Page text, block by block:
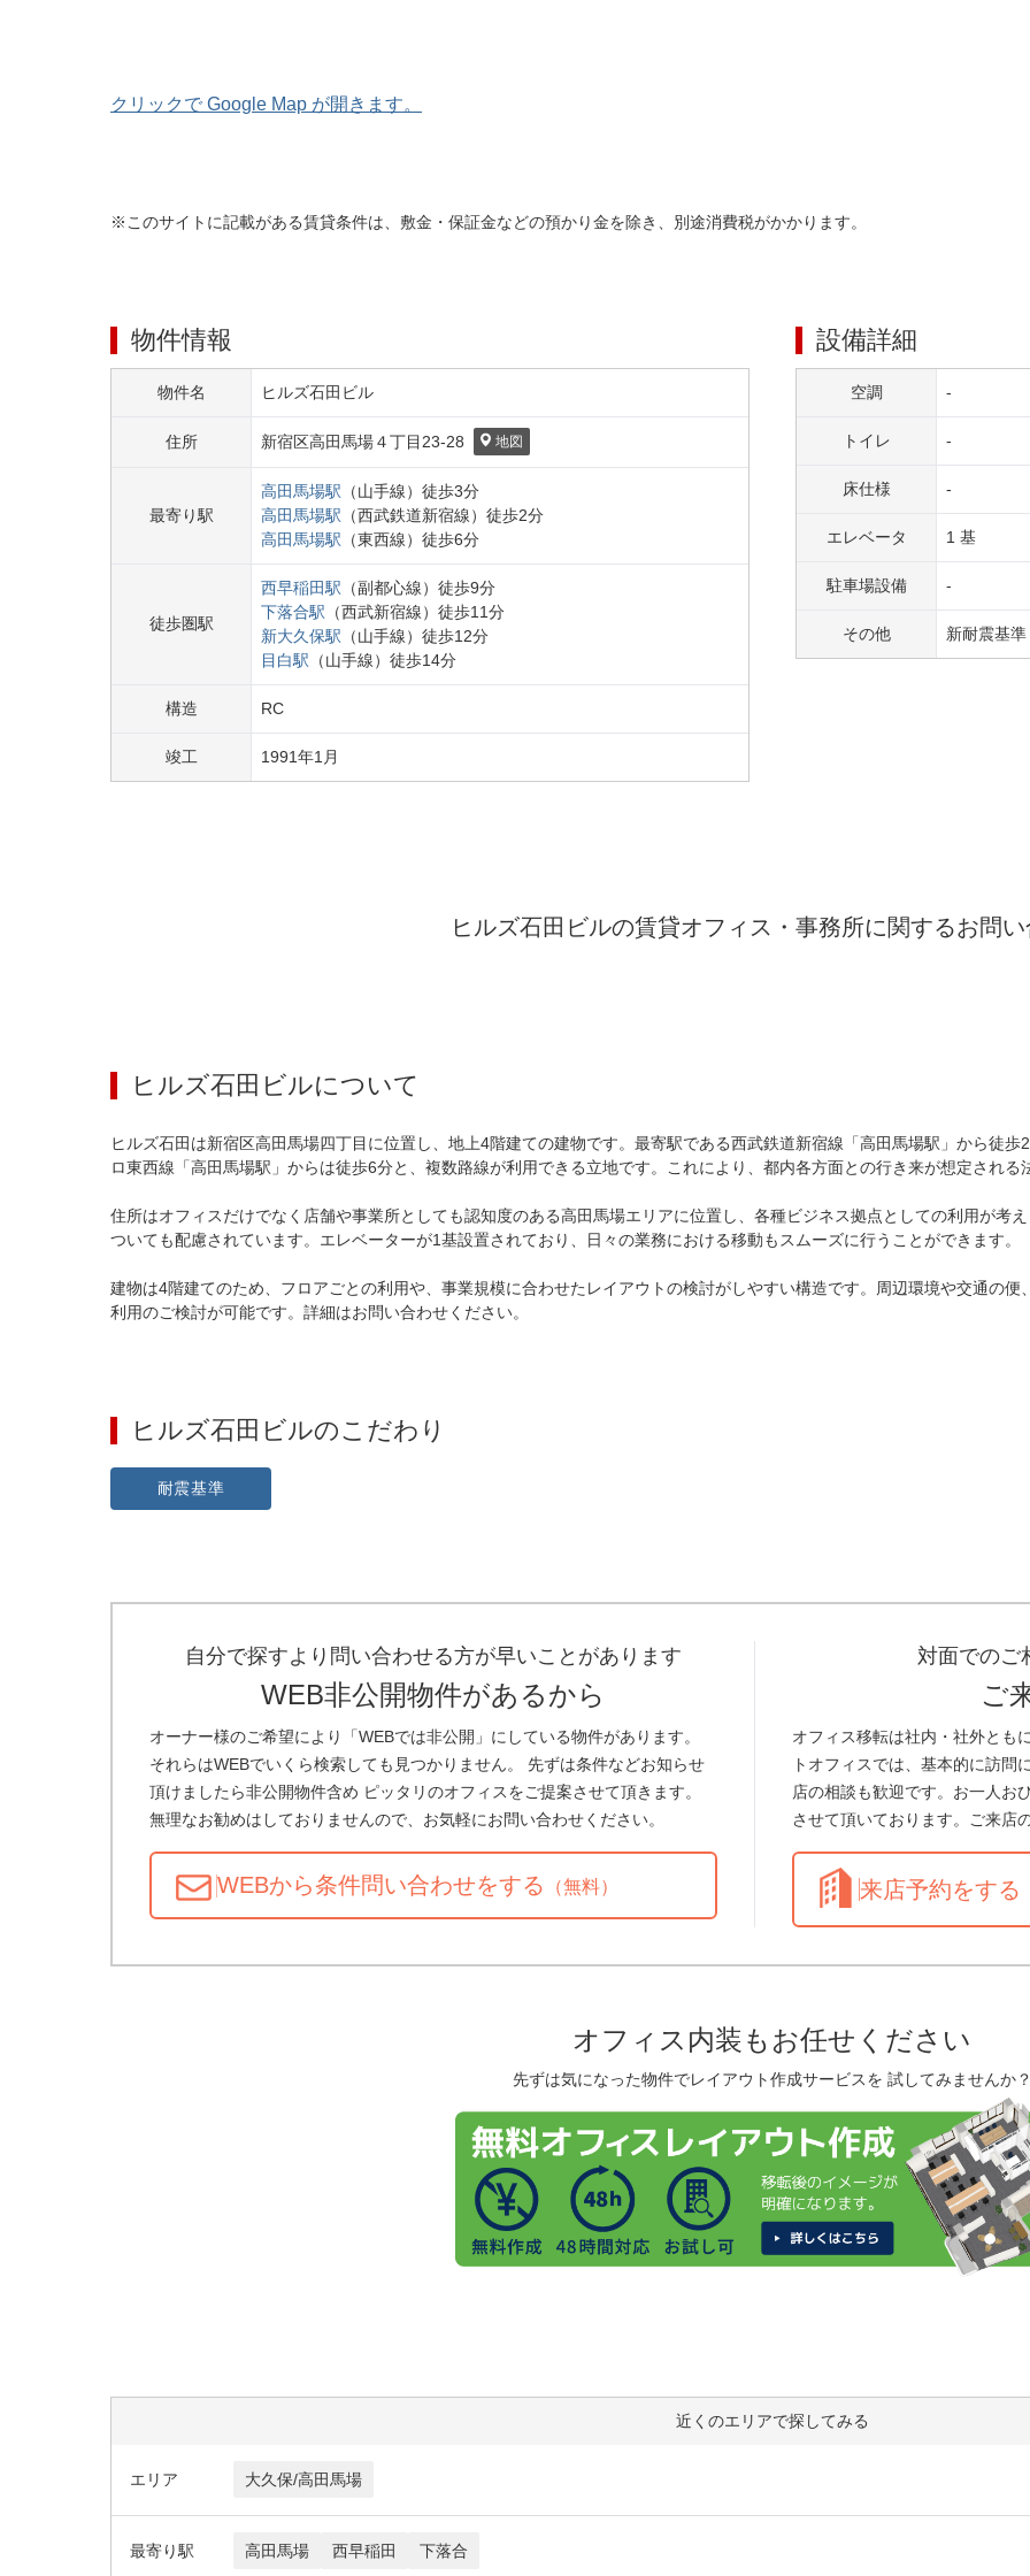
クリックで Google Map が開きます。
※このサイトに記載がある賃貸条件は、敷金・保証金などの預かり金を除き、別途消費税がかかります。
物件情報
物件名 ヒルズ石田ビル
住所 新宿区高田馬場４丁目 23-28 地図
最寄り駅
高田馬場駅 （山手線） 徒歩3分
高田馬場駅 （西武鉄道新宿線） 徒歩2分
高田馬場駅 （東西線） 徒歩6分
徒歩圏駅
西早稲田駅 （副都心線） 徒歩9分
下落合駅 （西武新宿線） 徒歩11分
新大久保駅 （山手線） 徒歩12分
目白駅 （山手線） 徒歩14分
構造 RC
竣工 1991年1 月
設備詳細
空調 -
トイレ -
床仕様 -
エレベータ 1 基
駐車場設備 -
その他 新耐震基準
ヒルズ石田ビルの賃貸オフィス・事務所に関するお問
ヒルズ石田ビルについて
ヒルズ石田は新宿区高田馬場四丁目に位置し、地上4階建ての建物です。最寄駅である西武鉄道新宿線「高田馬場駅」から徒
ロ東西線「高田馬場駅」からは徒歩6分と、複数路線が利用できる立地です。これにより、都内各方面との行き来が想定され
住所はオフィスだけでなく店舗や事業所としても認知度のある高田馬場エリアに位置し、各種ビジネス拠点としての利用が考
ついても配慮されています。エレベーターが1基設置されており、日々の業務における移動もスムーズに行うことができます。
建物は4階建てのため、フロアごとの利用や、事業規模に合わせたレイアウトの検討がしやすい構造です。周辺環境や交通の
利用のご検討が可能です。詳細はお問い合わせください。
ヒルズ石田ビルのこだわり
耐震基準
自分で探すより問い合わせる方が早いことがあります
WEB非公開物件があるから
オーナー様のご希望により「WEBでは非公開」にしている物件があります。
それらはWEBでいくら検索しても見つかりません。 先ずは条件などお知らせ
頂けましたら非公開物件含め ピッタリのオフィスをご提案させて頂きます。
無理なお勧めはしておりませんので、お気軽にお問い合わせください。
WEBから条件問い合わせをする （無料）
対面でのご
ご
オフィス移転は社内・社外とも
トオフィスでは、基本的に訪問
店の相談も歓迎です。お一人お
させて頂いております。ご来店
来店予約をする
オフィス内装もお任せください
先ずは気になった物件でレイアウト作成サービスを 試してみませんか
近くのエリアで探してみる
エリア 大久保/高田馬場
最寄り駅 高田馬場 西早稲田 下落合